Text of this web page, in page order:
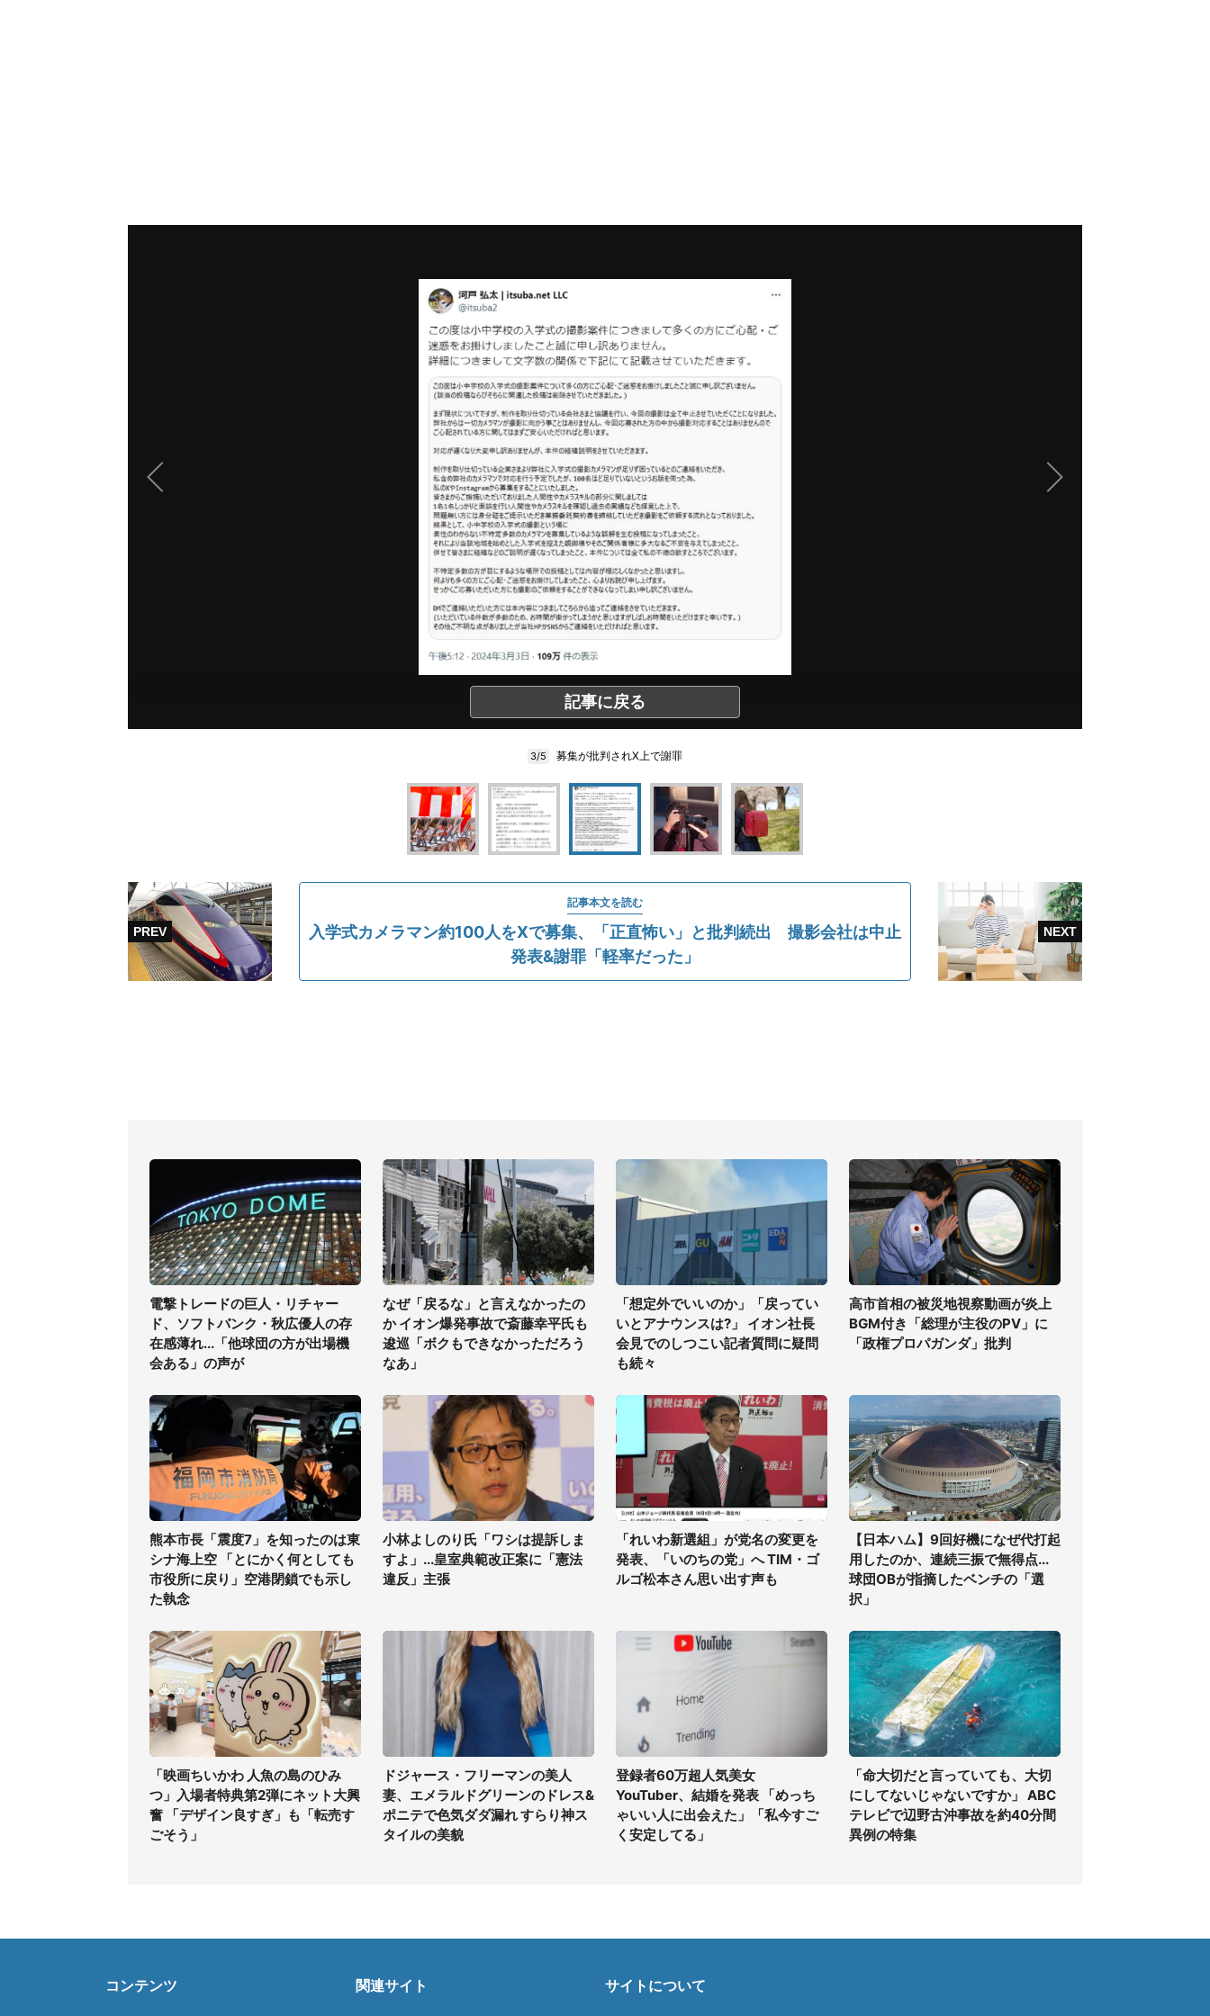
記事に戻る
3/5 募集が批判されX上で謝罪
記事本文を読む
入学式カメラマン約100人をXで募集、「正直怖い」と批判続出 撮影会社は中止
発表&謝罪「軽率だった」
電撃トレードの巨人・リチャー
ド、ソフトバンク・秋広優人の存
在感薄れ...「他球団の方が出場機
会ある」の声が
なぜ「戻るな」と言えなかったの
か イオン爆発事故で斎藤幸平氏も
逡巡「ボクもできなかっただろう
なあ」
「想定外でいいのか」「戻ってい
いとアナウンスは?」 イオン社長
会見でのしつこい記者質問に疑問
も続々
高市首相の被災地視察動画が炎上
BGM付き「総理が主役のPV」に
「政権プロパガンダ」批判
熊本市長「震度7」を知ったのは東
シナ海上空 「とにかく何としても
市役所に戻り」空港閉鎖でも示し
た執念
小林よしのり氏「ワシは提訴しま
すよ」...皇室典範改正案に「憲法
違反」主張
「れいわ新選組」が党名の変更を
発表、「いのちの党」へ TIM・ゴ
ルゴ松本さん思い出す声も
【日本ハム】9回好機になぜ代打起
用したのか、連続三振で無得点...
球団OBが指摘したベンチの「選
択」
「映画ちいかわ 人魚の島のひみ
つ」入場者特典第2弾にネット大興
奮 「デザイン良すぎ」も「転売す
ごそう」
ドジャース・フリーマンの美人
妻、エメラルドグリーンのドレス&
ポニテで色気ダダ漏れ すらり神ス
タイルの美貌
登録者60万超人気美女
YouTuber、結婚を発表 「めっち
ゃいい人に出会えた」「私今すご
く安定してる」
「命大切だと言っていても、大切
にしてないじゃないですか」 ABC
テレビで辺野古沖事故を約40分間
異例の特集
コンテンツ 関連サイト サイトについて